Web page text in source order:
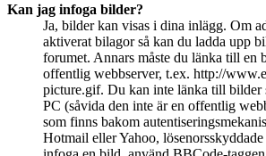
Kan jag infoga bilder?
Ja, bilder kan visas i dina inlägg. Om
aktiverat bilagor så kan du ladda upp
forumet. Annars måste du länka till en
offentlig webbserver, t.ex. http://
picture.gif. Du kan inte länka till bilder
PC (såvida den inte är en offentlig
som finns bakom
Hotmail eller Yahoo,